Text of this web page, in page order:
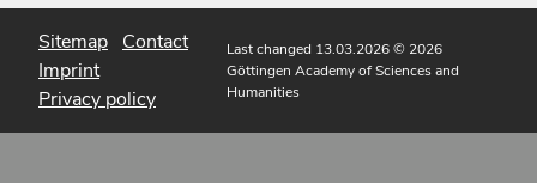
Sitemap Contact
Imprint
Privacy policy
Last changed 13.03.2026© 2026
Göttingen Academy of Sciences and
Humanities